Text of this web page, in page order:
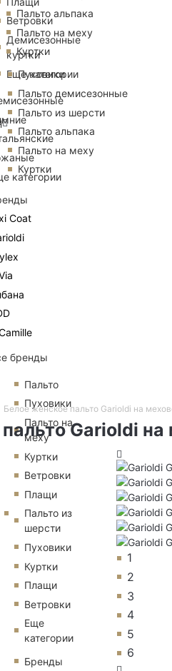
Ветровки
Демисезонные
куртки
Еще категории
категории
Coat
бренды
Пальто
Пуховики
Пальто на
меху
Куртки
Ветровки
Плащи
Пальто из
шерсти
Пуховики
Куртки
Плащи
Ветровки
Еще
категории
Бренды
Пальто альпака
Пальто на меху
Куртки
Пуховики
Пальто демисезонные
Пальто из шерсти
Пальто альпака
Пальто на меху
Куртки
Белое женское пальто Garioldi на
Garioldi
1
2
3
4
5
6